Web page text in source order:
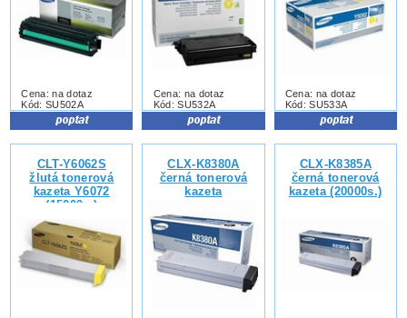
Cena: na dotaz
Kód: SU502A
Cena: na dotaz
Kód: SU532A
Cena: na dotaz
Kód: SU533A
CLT-Y6062S
žlutá tonerová
kazeta Y6072
(15000s.)
CLX-K8380A
černá tonerová
kazeta
CLX-K8385A
černá tonerová
kazeta (20000s.)